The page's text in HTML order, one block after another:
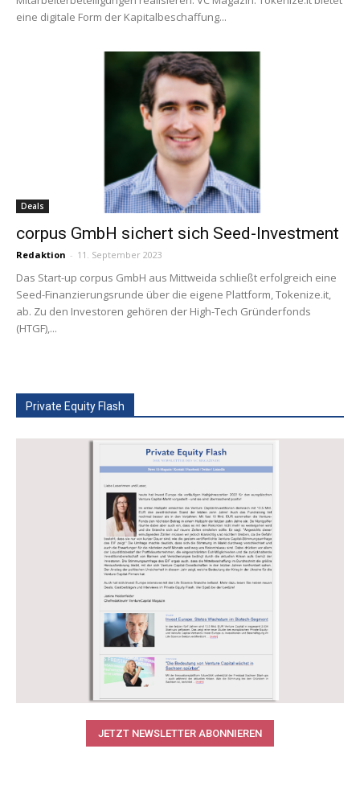
eine digitale Form der Kapitalbeschaffung...
Deals
corpus GmbH sichert sich Seed-Investment
Redaktion - 11. September 2023
Das Start-up corpus GmbH aus Mittweida schließt erfolgreich eine
Seed-Finanzierungsrunde über die eigene Plattform, Tokenize.it,
ab. Zu den Investoren gehören der High-Tech Gründerfonds
(HTGF),...
Private Equity Flash
JETZT NEWSLETTER ABONNIEREN